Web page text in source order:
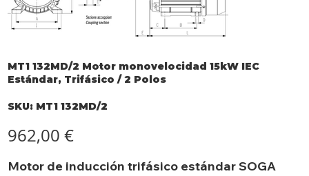
MT1 132MD/2 Motor monovelocidad 15kW IEC
Estándar, Trifásico / 2 Polos
SKU: SKU
MT1
MT1 132MD/2
962,00 €
Motor de inducción trifásico estándar SOGA